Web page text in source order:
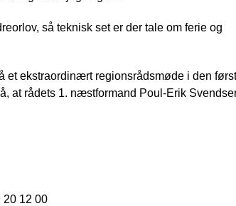
så teknisk set er der tale om ferie og
et ekstraordinært regionsrådsmøde i den
at rådets 1. næstformand Poul-Erik
20 12 00